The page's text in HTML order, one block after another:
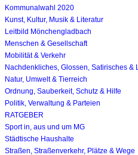
Kommunalwahl 2020
Kunst, Kultur, Musik & Literatur
Leitbild Mönchengladbach
Menschen & Gesellschaft
Mobilität & Verkehr
Nachdenkliches, Glossen, Satirisches &
Natur, Umwelt & Tierreich
Ordnung, Sauberkeit, Schutz & Hilfe
Politik, Verwaltung & Parteien
RATGEBER
Sport in, aus und um MG
Städtische Haushalte
Straßen, Straßenverkehr, Plätze & Wege